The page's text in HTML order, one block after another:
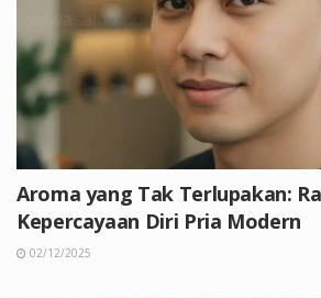
Aroma yang Tak Terlupakan:
Kepercayaan Diri Pria Modern
02/12/2025